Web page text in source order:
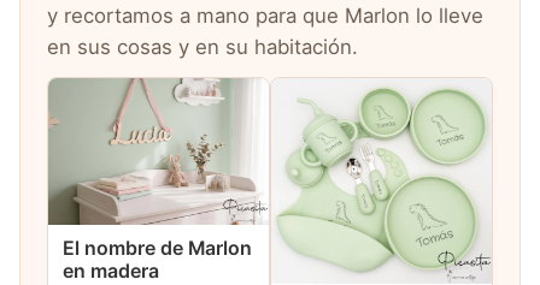
y recortamos a mano para que Marlon lo lleve
en sus cosas y en su habitación.
El nombre de Marlon
en madera